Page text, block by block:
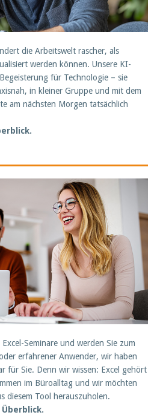
die Arbeitswelt rascher, als
werden können. Unsere KI-
für Technologie – sie
in kleiner Gruppe und mit dem
am nächsten Morgen tatsächlich
Seminare und werden Sie zum
erfahrener Anwender, wir haben
für Sie. Denn wir wissen: Excel gehört
im Büroalltag und wir möchten
diesem Tool herauszuholen.